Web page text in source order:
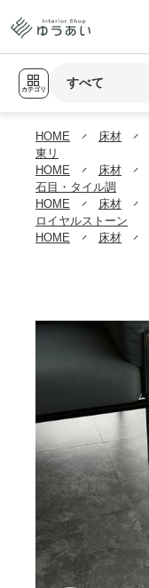
カテゴリ
HOME 床材
東リ
HOME
床材
石目・タイル調
HOME
床材
ロイヤルストーン
HOME
床材